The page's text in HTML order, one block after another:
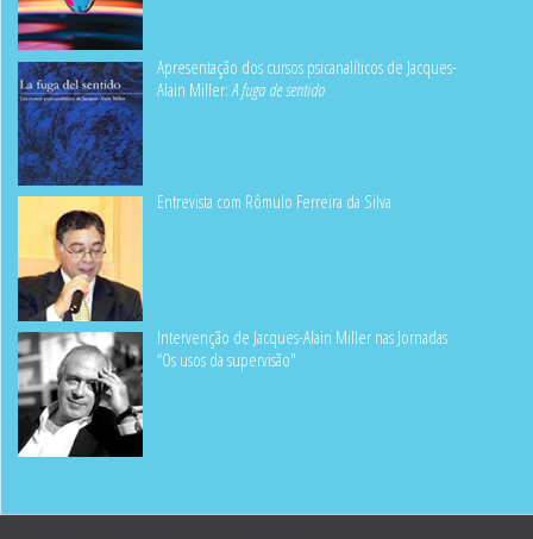
Apresentação dos cursos psicanalíticos de Jacques-
Alain Miller:A fuga de sentido
Entrevista com Rômulo Ferreira da Silva
Intervenção de Jacques-Alain Miller nas Jornadas
“Os usos da supervisão"